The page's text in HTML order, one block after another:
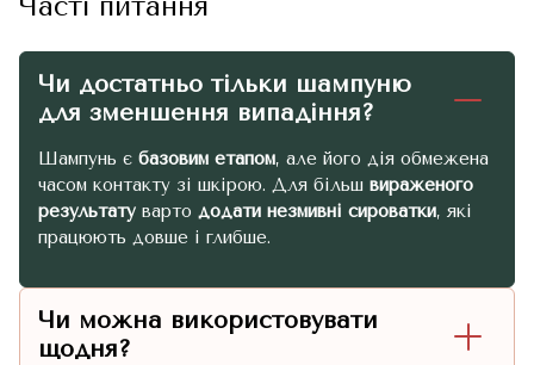
Часті питання
Чи достатньо тільки шампуню
для зменшення випадіння?
Шампунь є базовим етапом, але його дія обмежена
часом контакту зі шкірою. Для більш вираженого
результату варто додати незмивні сироватки, які
працюють довше і глибше.
Чи можна використовувати
щодня?